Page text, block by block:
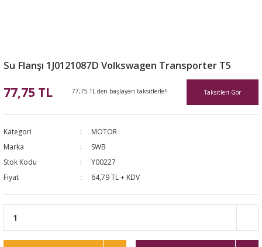
Su Flanşı 1J0121087D Volkswagen Transporter T5
77,75 TL 77,75 TL den başlayan taksitlerle!! Taksitleri Gör
Kategori
MOTOR
Marka
SWB
Stok Kodu
Y00227
Fiyat
64,79 TL + KDV